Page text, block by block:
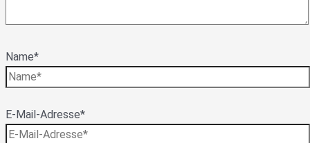
Name*
E-Mail-Adresse*